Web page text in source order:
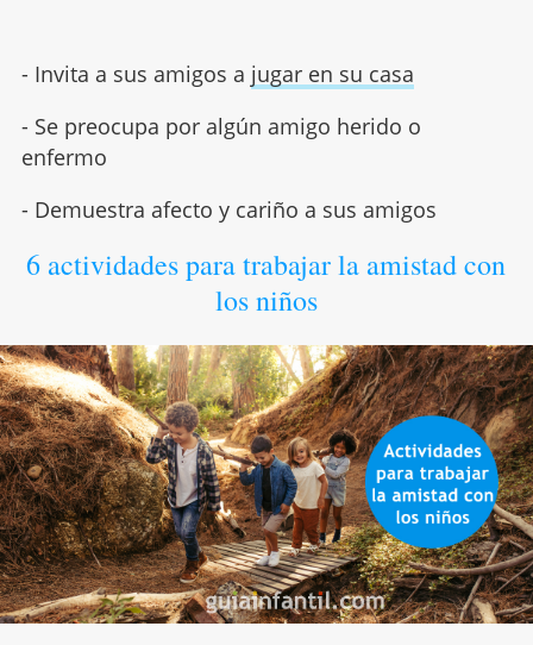
- Invita a sus amigos a jugar en su casa
- Se preocupa por algún amigo herido o
enfermo
- Demuestra afecto y cariño a sus amigos
6 actividades para trabajar la amistad con
los niños